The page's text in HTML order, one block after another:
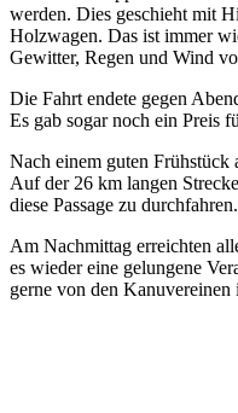
werden. Dies geschieht mit
Holzwagen. Das ist immer
Gewitter, Regen und Wind
Die Fahrt endete gegen
Es gab sogar noch ein Preis
Nach einem guten
Auf der 26 km langen
diese Passage zu
Am Nachmittag erreichten
es wieder eine gelungene
gerne von den